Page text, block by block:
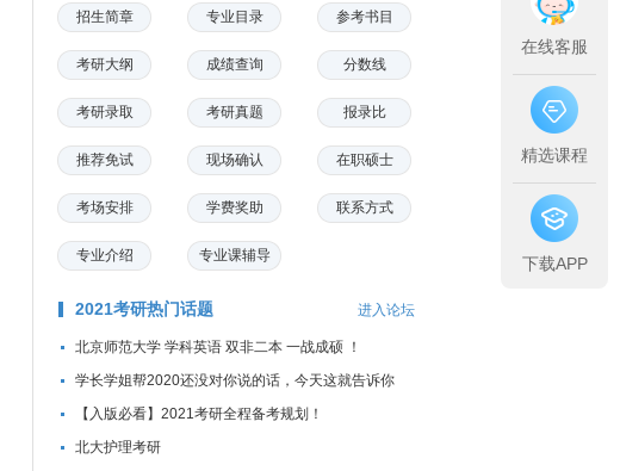
招生简章 专业目录 参考书目
考研大纲 成绩查询 分数线
考研录取 考研真题 报录比
推荐免试 现场确认 在职硕士
考场安排 学费奖助 联系方式
专业介绍 专业课辅导
2021考研热门话题 进入论坛
北京师范大学 学科英语 双非二本 一战成硕 ！
学长学姐帮2020还没对你说的话，今天这就告诉你
【入版必看】2021考研全程备考规划！
北大护理考研
在线客服
精选课程
下载APP